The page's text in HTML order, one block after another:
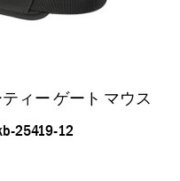
ィー ゲート マウス
25419-12